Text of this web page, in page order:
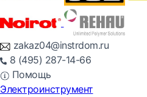
zakaz04@instrdom.ru
8 (495) 287-14-66
Помощь
Электроинструмент